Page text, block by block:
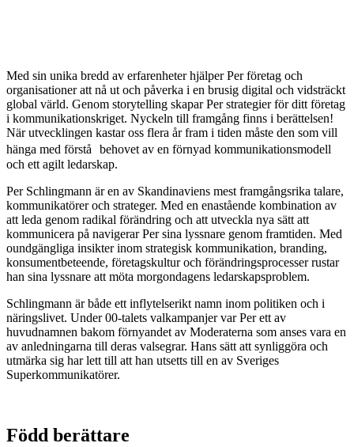
Med sin unika bredd av erfarenheter hjälper Per företag och
organisationer att nå ut och påverka i en brusig digital och vidsträckt
global värld. Genom storytelling skapar Per strategier för ditt företag
i kommunikationskriget. Nyckeln till framgång finns i berättelsen!
När utvecklingen kastar oss flera år fram i tiden måste den som vill
hänga med förstå behovet av en förnyad kommunikationsmodell
och ett agilt ledarskap.
Per Schlingmann är en av Skandinaviens mest framgångsrika talare,
kommunikatörer och strateger. Med en enastående kombination av
att leda genom radikal förändring och att utveckla nya sätt att
kommunicera på navigerar Per sina lyssnare genom framtiden. Med
oundgängliga insikter inom strategisk kommunikation, branding,
konsumentbeteende, företagskultur och förändringsprocesser rustar
han sina lyssnare att möta morgondagens ledarskapsproblem.
Schlingmann är både ett inflytelserikt namn inom politiken och i
näringslivet. Under 00-talets valkampanjer var Per ett av
huvudnamnen bakom förnyandet av Moderaterna som anses vara en
av anledningarna till deras valsegrar. Hans sätt att synliggöra och
utmärka sig har lett till att han utsetts till en av Sveriges
Superkommunikatörer.
Född berättare